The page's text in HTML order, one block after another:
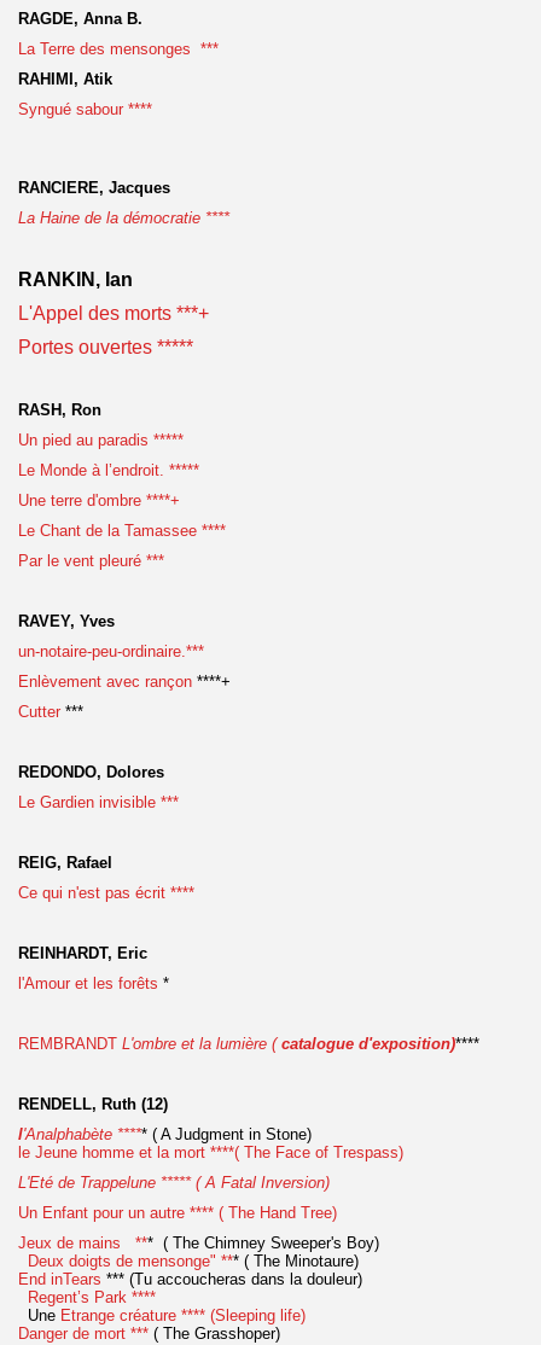
RAGDE, Anna B.
La Terre des mensonges ***
RAHIMI, Atik
Syngué sabour ****
RANCIERE, Jacques
La Haine de la démocratie ****
RANKIN, Ian
L'Appel des morts ***+
Portes ouvertes *****
RASH, Ron
Un pied au paradis *****
Le Monde à l’endroit. *****
Une terre d'ombre ****+
Le Chant de la Tamassee ****
Par le vent pleuré ***
RAVEY, Yves
un-notaire-peu-ordinaire.***
Enlèvement avec rançon ****+
Cutter ***
REDONDO, Dolores
Le Gardien invisible ***
REIG, Rafael
Ce qui n'est pas écrit ****
REINHARDT, Eric
l'Amour et les forêts *
REMBRANDT L'ombre et la lumière ( catalogue d'exposition)****
RENDELL, Ruth (12)
l'Analphabète ***** ( A Judgment in Stone)
le Jeune homme et la mort ****( The Face of Trespass)
L'Eté de Trappelune ***** ( A Fatal Inversion)
Un Enfant pour un autre **** ( The Hand Tree)
Jeux de mains *** ( The Chimney Sweeper's Boy)
Deux doigts de mensonge" *** ( The Minotaure)
End inTears *** (Tu accoucheras dans la douleur)
Regent’s Park ****
Une Etrange créature **** (Sleeping life)
Danger de mort *** ( The Grasshoper)